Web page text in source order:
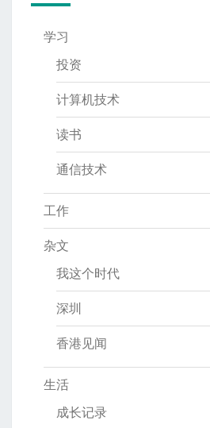
学习
投资
计算机技术
读书
通信技术
工作
杂文
我这个时代
深圳
香港见闻
生活
成长记录